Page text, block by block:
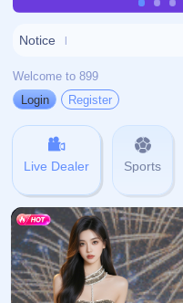
网
抱歉